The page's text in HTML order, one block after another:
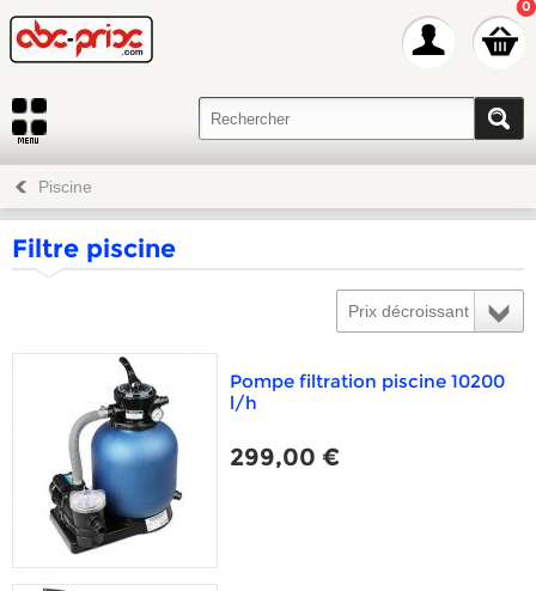
0
Piscine
Filtre piscine
Prix décroissant
Pompe filtration piscine 10200
l/h
299,00 €